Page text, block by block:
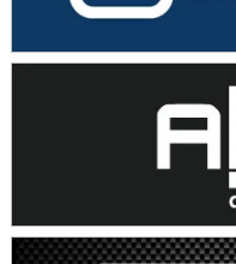
Moto Club Reginense (Tierra)
Juventud Unida (Tierra)
NORESTE SANTAFESINO - F6
Avellaneda (Santa Fe)